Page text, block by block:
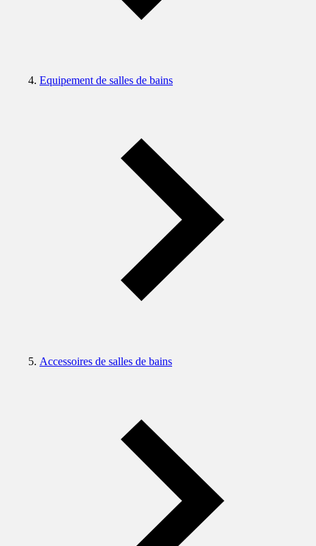
Equipement de salles de bains
Accessoires de salles de bains